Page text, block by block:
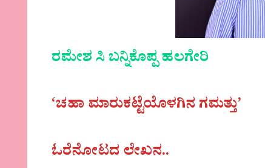
ರಮೇಶ ಸಿ ಬನ್ನಿಕೊಪ್ಪ ಹಲಗೇರಿ
‘ಚಹಾ ಮಾರುಕಟ್ಟೆಯೊಳಗಿನ ಗಮತ್ತು’
ಓರೆನೋಟದ ಲೇಖನ..